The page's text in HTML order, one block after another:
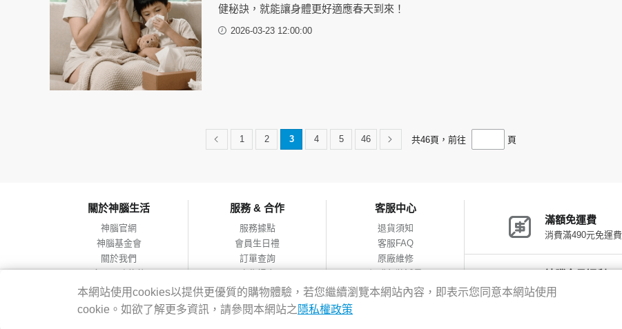
健秘訣，就能讓身體更好適應春天到來！
2026-03-23 12:00:00
1 2 3 4 5 46 共46頁，前往 頁
關於神腦生活
神腦官網
神腦基金會
關於我們
隱私權政策
網站導覽
服務 & 合作
服務據點
會員生日禮
訂單查詢
客服中心
退貨須知
客服FAQ
原廠維修
滿額免運費
消費滿490元免運費
會員獨享優惠
本網站使用cookies以提供更優質的購物體驗，若您繼續瀏覽本網站內容，即表示您同意本網站使用
cookie。如欲了解更多資訊，請參閱本網站之 隱私權政策